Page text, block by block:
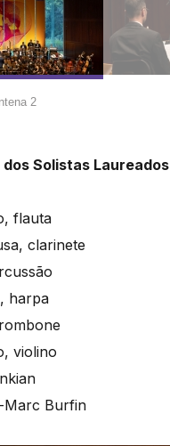
2
Solistas Laureados
flauta
clarinete
harpa
violino
Marc Burfin